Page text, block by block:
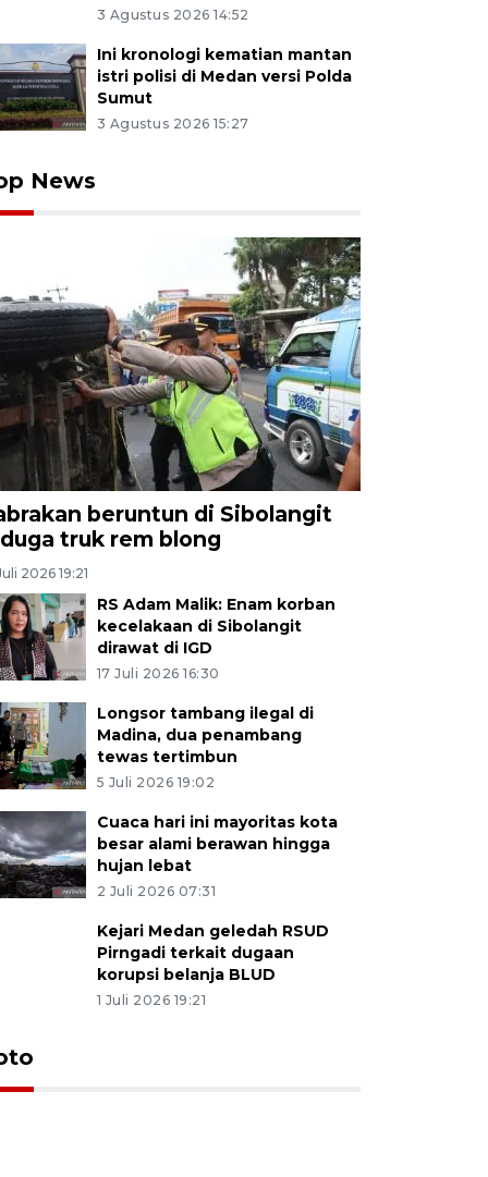
3 Agustus 2026 14:52
Ini kronologi kematian mantan
istri polisi di Medan versi Polda
Sumut
3 Agustus 2026 15:27
News
beruntun di Sibolangit
truk rem blong
2026 19:21
RS Adam Malik: Enam korban
kecelakaan di Sibolangit
dirawat di IGD
17 Juli 2026 16:30
Longsor tambang ilegal di
Madina, dua penambang
tewas tertimbun
5 Juli 2026 19:02
Cuaca hari ini mayoritas kota
besar alami berawan hingga
hujan lebat
2 Juli 2026 07:31
Kejari Medan geledah RSUD
Pirngadi terkait dugaan
korupsi belanja BLUD
1 Juli 2026 19:21